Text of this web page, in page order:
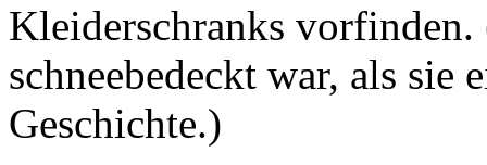
Kleiderschranks vorfinden.
schneebedeckt war, als sie
Geschichte.)